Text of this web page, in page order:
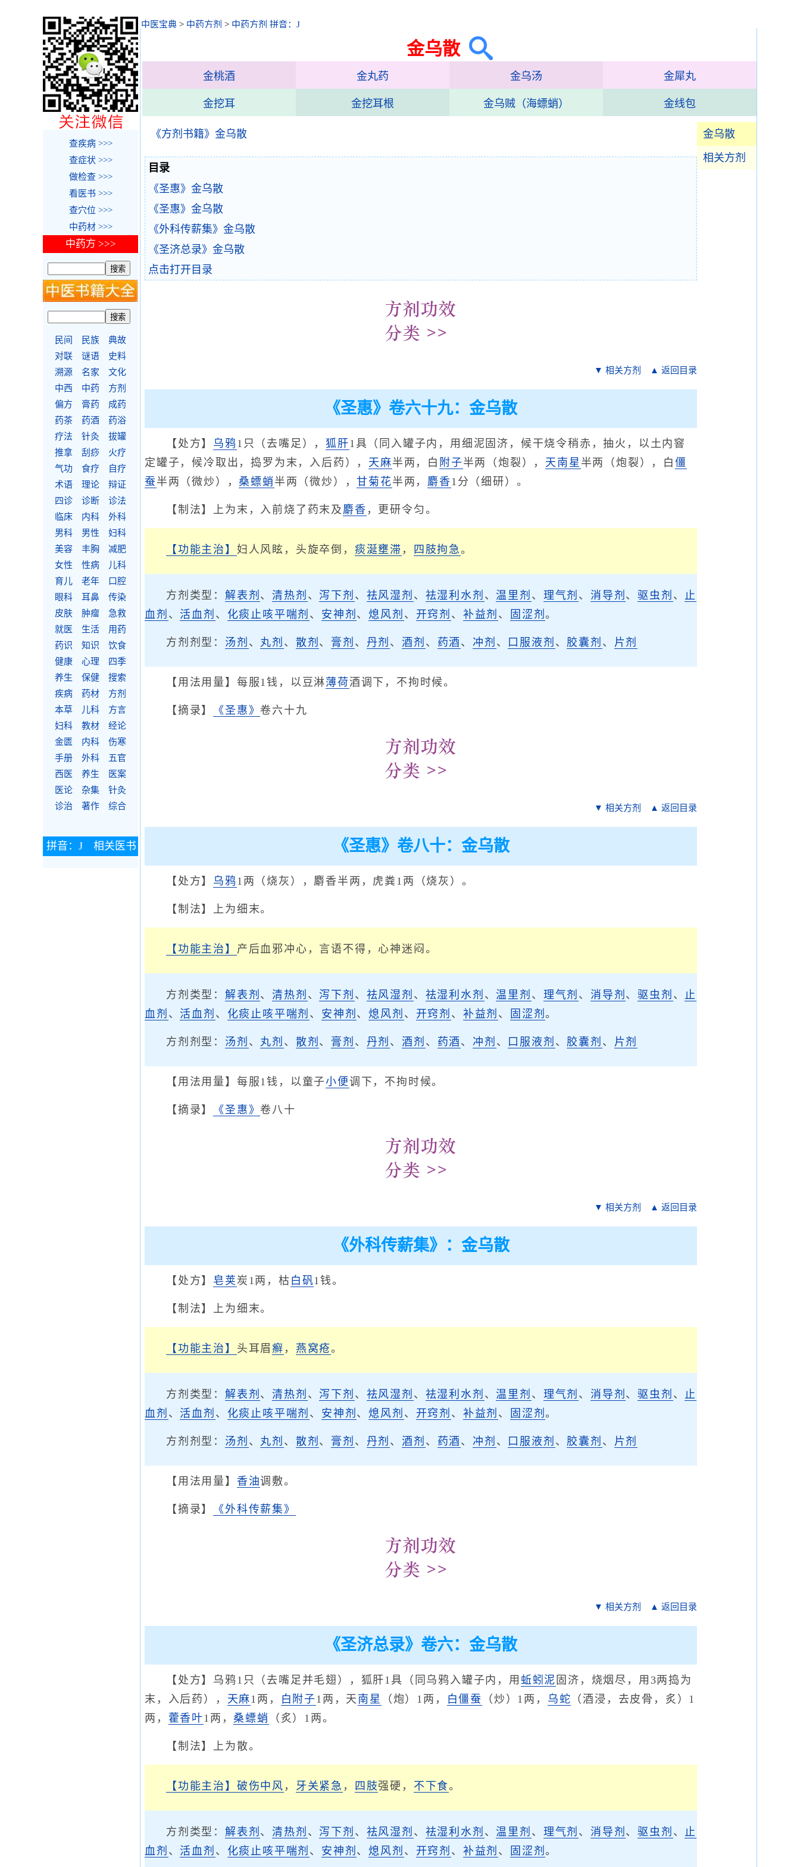
中医宝典 > 中药方剂 > 中药方剂 拼音：J
金乌散
金桃酒 金丸药 金乌汤 金犀丸
金挖耳 金挖耳根 金乌贼（海螵蛸） 金线包
金乌散
相关方剂
《方剂书籍》金乌散
目录
《圣惠》金乌散
《圣惠》金乌散
《外科传薪集》金乌散
《圣济总录》金乌散
点击打开目录
▼ 相关方剂 ▲ 返回目录
《圣惠》卷六十九：金乌散
【处方】 乌鸦1只（去嘴足）， 狐肝1具（同入罐子内，用细泥固济，候干烧令稍赤，抽火，以土内窨
定罐子，候冷取出，捣罗为末，入后药）， 天麻半两，白 附子半两（炮裂）， 天南星 半两（炮裂），白僵
蚕半两（微炒）， 桑螵蛸 半两（微炒），甘菊花半两， 麝香1分（细研）。
【制法】上为末，入前烧了药末及 麝香 ，更研令匀。
【功能主治】 妇人风眩，头旋卒倒， 痰涎壅滞 ， 四肢拘急。
方剂类型： 解表剂 、清热剂 、 泻下剂 、 祛风湿剂 、 祛湿利水剂 、温里剂 、 理气剂 、 消导剂 、驱虫剂 、 止
血剂 、 活血剂 、 化痰止咳平喘剂 、 安神剂 、熄风剂 、 开窍剂 、 补益剂 、 固涩剂。
方剂剂型： 汤剂 、 丸剂 、 散剂 、 膏剂 、 丹剂 、酒剂 、 药酒 、 冲剂 、 口服液剂 、 胶囊剂 、 片剂
【用法用量】每服1钱，以豆淋薄荷酒调下，不拘时候。
【摘录】 《圣惠》卷六十九
▼ 相关方剂 ▲ 返回目录
《圣惠》卷八十：金乌散
【处方】 乌鸦1两（烧灰），麝香半两，虎粪1两（烧灰）。
【制法】上为细末。
【功能主治】 产后血邪冲心，言语不得，心神迷闷。
方剂类型： 解表剂 、清热剂 、 泻下剂 、 祛风湿剂 、 祛湿利水剂 、温里剂 、 理气剂 、 消导剂 、驱虫剂 、 止
血剂 、 活血剂 、 化痰止咳平喘剂 、 安神剂 、熄风剂 、 开窍剂 、 补益剂 、 固涩剂。
方剂剂型： 汤剂 、 丸剂 、 散剂 、 膏剂 、 丹剂 、酒剂 、 药酒 、 冲剂 、 口服液剂 、 胶囊剂 、 片剂
【用法用量】每服1钱，以童子小便调下，不拘时候。
【摘录】 《圣惠》卷八十
▼ 相关方剂 ▲ 返回目录
《外科传薪集》：金乌散
【处方】 皂荚 炭1两，枯 白矾1钱。
【制法】上为细末。
【功能主治】 头耳眉癣 ， 燕窝疮。
方剂类型： 解表剂 、清热剂 、 泻下剂 、 祛风湿剂 、 祛湿利水剂 、温里剂 、 理气剂 、 消导剂 、驱虫剂 、 止
血剂 、 活血剂 、 化痰止咳平喘剂 、 安神剂 、熄风剂 、 开窍剂 、 补益剂 、 固涩剂。
方剂剂型： 汤剂 、 丸剂 、 散剂 、 膏剂 、 丹剂 、酒剂 、 药酒 、 冲剂 、 口服液剂 、 胶囊剂 、 片剂
【用法用量】 香油调敷。
【摘录】 《外科传薪集》
▼ 相关方剂 ▲ 返回目录
《圣济总录》卷六：金乌散
【处方】乌鸦1只（去嘴足并毛翅），狐肝1具（同乌鸦入罐子内，用 蚯蚓泥 固济，烧烟尽，用3两捣为
末，入后药）， 天麻1两， 白附子1两，天 南星 （炮）1两， 白僵蚕 （炒）1两， 乌蛇 （酒浸，去皮骨，炙）1
两， 藿香叶1两， 桑螵蛸 （炙）1两。
【制法】上为散。
【功能主治】 破伤中风 ， 牙关紧急 ， 四肢强硬， 不下食。
方剂类型： 解表剂 、清热剂 、 泻下剂 、 祛风湿剂 、 祛湿利水剂 、温里剂 、 理气剂 、 消导剂 、驱虫剂 、 止
血剂 、 活血剂 、 化痰止咳平喘剂 、 安神剂 、熄风剂 、 开窍剂 、 补益剂 、 固涩剂。
查疾病 >>>
查症状 >>>
做检查 >>>
看医书 >>>
查穴位 >>>
中药材 >>>
中药方 >>>
民间 民族
典故
对联
谜语
史料
溯源
名家
文化
中西
中药
方剂
偏方
膏药
成药
药茶
药酒
药浴
疗法
针灸
拔罐
推拿
刮痧
火疗
气功
食疗
自疗
术语
理论
辩证
四诊
诊断
诊法
临床
内科
外科
男科
男性
妇科
美容
丰胸
减肥
女性
性病
儿科
育儿
老年
口腔
眼科
耳鼻
传染
皮肤
肿瘤
急救
就医
生活
用药
药识
知识
饮食
健康
心理
四季
养生
保健
搜索
疾病
药材
方剂
本草
儿科
方言
妇科
教材
经论
金匮
内科
伤寒
手册
外科
五官
西医
养生
医案
医论
杂集
针灸
诊治
著作 综合
拼音：J 相关医书